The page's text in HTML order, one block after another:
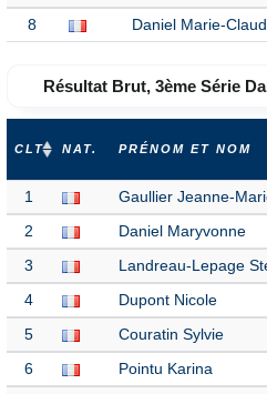
8 Daniel Marie-
Résultat Brut, 3ème Série
CLT NAT. PRÉNOM ET NOM
1 Gaullier Jeanne-
2 Daniel Maryvonne
3 Landreau-Lepage
4 Dupont Nicole
5 Couratin Sylvie
6 Pointu Karina